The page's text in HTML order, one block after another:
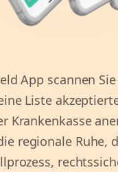
App scannen
Liste
Krankenkasse
regionale